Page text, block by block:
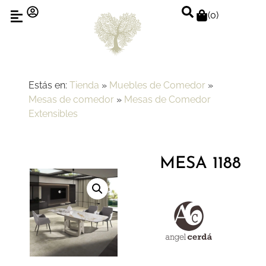
(0)
Estás en: Tienda » Muebles de Comedor »
Mesas de comedor » Mesas de Comedor
Extensibles
MESA 1188